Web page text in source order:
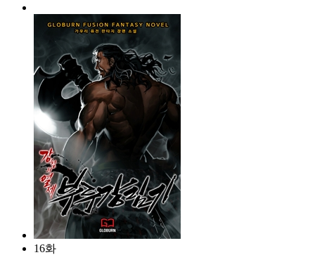
16화